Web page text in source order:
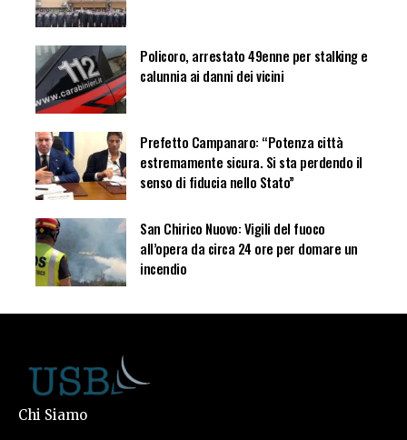
Policoro, arrestato 49enne per stalking e
calunnia ai danni dei vicini
Prefetto Campanaro: “Potenza città
estremamente sicura. Si sta perdendo il
senso di fiducia nello Stato”
San Chirico Nuovo: Vigili del fuoco
all’opera da circa 24 ore per domare un
incendio
Chi Siamo